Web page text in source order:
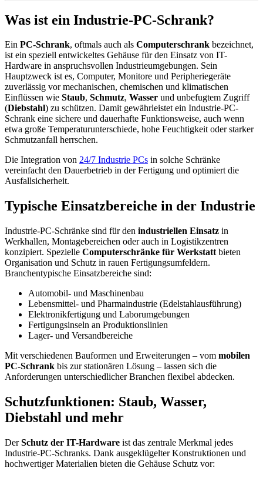
Was ist ein Industrie-PC-Schrank?
Ein PC-Schrank, oftmals auch als Computerschrank bezeichnet,
ist ein speziell entwickeltes Gehäuse für den Einsatz von IT-
Hardware in anspruchsvollen Industrieumgebungen. Sein
Hauptzweck ist es, Computer, Monitore und Peripheriegeräte
zuverlässig vor mechanischen, chemischen und klimatischen
Einflüssen wie Staub, Schmutz, Wasser und unbefugtem Zugriff
(Diebstahl) zu schützen. Damit gewährleistet ein Industrie-PC-
Schrank eine sichere und dauerhafte Funktionsweise, auch wenn
etwa große Temperaturunterschiede, hohe Feuchtigkeit oder starker
Schmutzanfall herrschen.
Die Integration von 24/7 Industrie PCs in solche Schränke
vereinfacht den Dauerbetrieb in der Fertigung und optimiert die
Ausfallsicherheit.
Typische Einsatzbereiche in der Industrie
Industrie-PC-Schränke sind für den industriellen Einsatz in
Werkhallen, Montagebereichen oder auch in Logistikzentren
konzipiert. Spezielle Computerschränke für Werkstatt bieten
Organisation und Schutz in rauen Fertigungsumfeldern.
Branchentypische Einsatzbereiche sind:
Automobil- und Maschinenbau
Lebensmittel- und Pharmaindustrie (Edelstahlausführung)
Elektronikfertigung und Laborumgebungen
Fertigungsinseln an Produktionslinien
Lager- und Versandbereiche
Mit verschiedenen Bauformen und Erweiterungen – vom mobilen
PC-Schrank bis zur stationären Lösung – lassen sich die
Anforderungen unterschiedlicher Branchen flexibel abdecken.
Schutzfunktionen: Staub, Wasser,
Diebstahl und mehr
DerSchutz der IT-Hardware ist das zentrale Merkmal jedes
Industrie-PC-Schranks. Dank ausgeklügelter Konstruktionen und
hochwertiger Materialien bieten die Gehäuse Schutz vor: